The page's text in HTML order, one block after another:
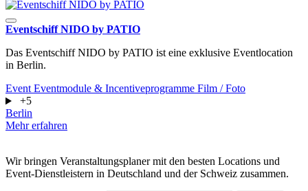
Eventschiff NIDO by PATIO
Das Eventschiff NIDO by PATIO ist eine exklusive Eventlocation
in Berlin.
Event Eventmodule & Incentiveprogramme Film / Foto
+5
Berlin
Mehr erfahren
Wir bringen Veranstaltungsplaner mit den besten Locations und
Event-Dienstleistern in Deutschland und der Schweiz zusammen.